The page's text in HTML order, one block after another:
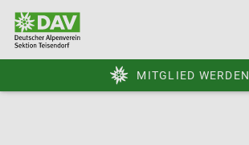
MITGLIED WERDEN